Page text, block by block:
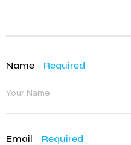
Name Required
Email Required